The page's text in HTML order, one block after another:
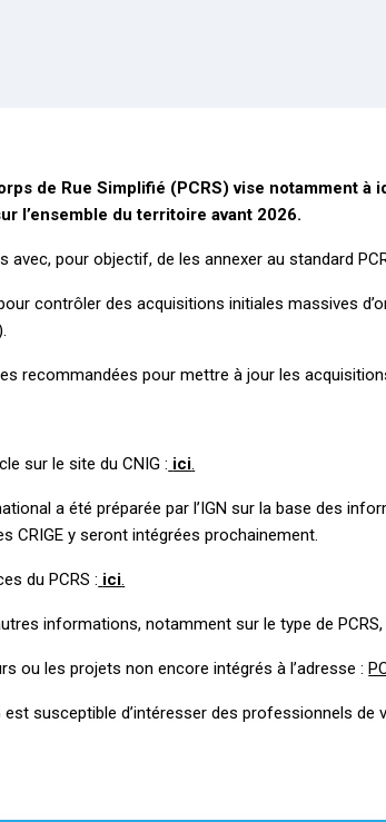
de Rue Simplifié (PCRS) vise notamment
l’ensemble du territoire avant 2026.
pour objectif, de les annexer au standard
contrôler des acquisitions initiales massives
recommandées pour mettre à jour les
sur le site du CNIG : ici
a été préparée par l’IGN sur la base des
CRIGE y seront intégrées prochainement.
du PCRS : ici
informations, notamment sur le type de PCRS,
ou les projets non encore intégrés à l’adresse :
susceptible d’intéresser des professionnels